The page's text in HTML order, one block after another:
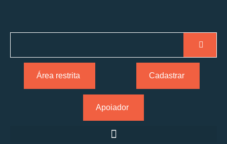
Área restrita Cadastrar
Apoiador